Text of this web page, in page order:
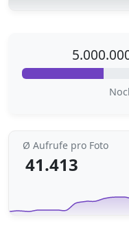
Ø Aufrufe pro Foto
41.413